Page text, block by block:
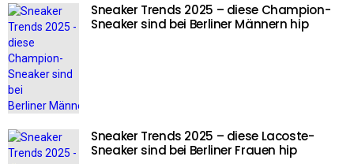
Sneaker Trends 2025 – diese Champion-
Sneaker sind bei Berliner Männern hip
Sneaker Trends 2025 – diese Lacoste-
Sneaker sind bei Berliner Frauen hip